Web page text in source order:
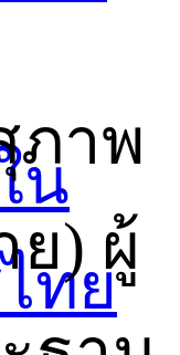
น
ทย
ภาพ
ย) ผู้